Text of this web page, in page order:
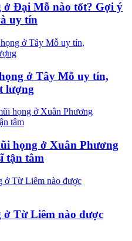
ở Đại Mỗ nào tốt? Gợi ý
uy tín
ở Tây Mỗ uy tín,
lượng
họng ở Xuân Phương
tận tâm
Từ Liêm nào được